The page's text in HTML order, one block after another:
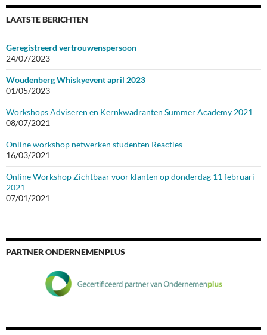
LAATSTE BERICHTEN
Geregistreerd vertrouwenspersoon
24/07/2023
Woudenberg Whiskyevent april 2023
01/05/2023
Workshops Adviseren en Kernkwadranten Summer Academy 2021
08/07/2021
Online workshop netwerken studenten Reacties
16/03/2021
Online Workshop Zichtbaar voor klanten op donderdag 11 februari
2021
07/01/2021
PARTNER ONDERNEMENPLUS